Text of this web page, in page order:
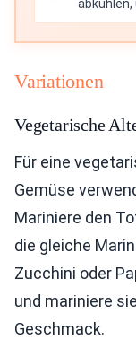
abkühlen,
Variationen
Vegetarische
Für eine
Gemüse
Mariniere den
die gleiche
Zucchini oder
und mariniere
Geschmack.